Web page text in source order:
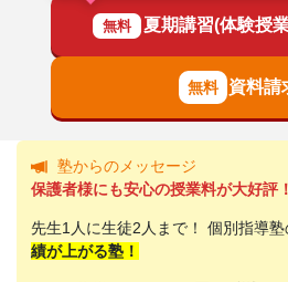
無料 夏期講習(体験授
資料請
塾からのメッセージ
保護者様にも安心の授業料が大好評！
先生1人に生徒2人まで！ 個別指導塾
績が上がる塾！